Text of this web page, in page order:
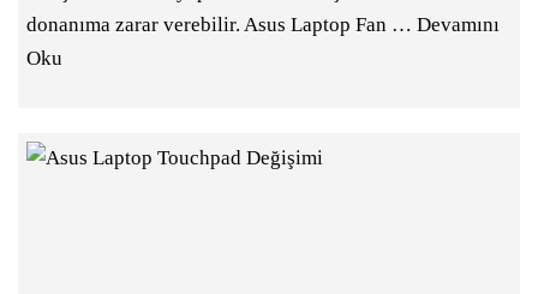
donanıma zarar verebilir. Asus Laptop Fan … Devamını
Oku